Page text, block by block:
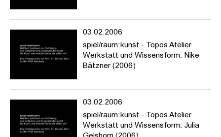
03.02.2006
spiel/raum:kunst - Topos Atelier.
Werkstatt und Wissensform: Nike
Bätzner (2006)
03.02.2006
spiel/raum:kunst - Topos Atelier.
Werkstatt und Wissensform: Julia